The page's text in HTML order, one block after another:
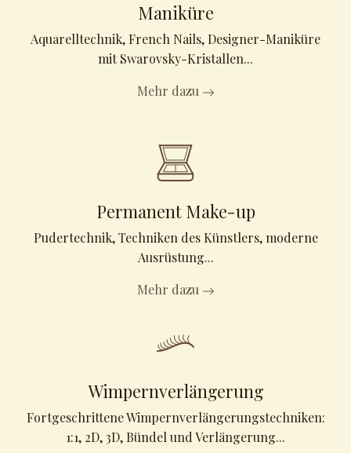
Maniküre
Aquarelltechnik, French Nails, Designer-Maniküre
mit Swarovsky-Kristallen...
Mehr dazu
Permanent Make-up
Pudertechnik, Techniken des Künstlers, moderne
Ausrüstung...
Mehr dazu
Wimpernverlängerung
Fortgeschrittene Wimpernverlängerungstechniken:
1:1, 2D, 3D, Bündel und Verlängerung...